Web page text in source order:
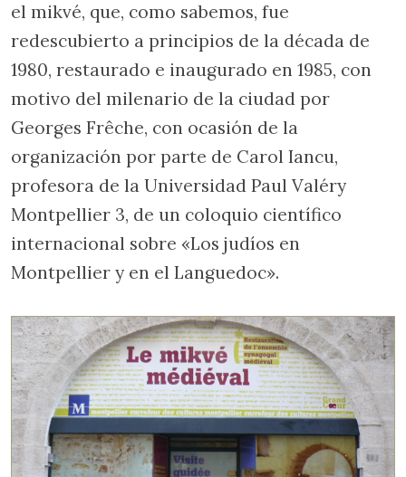
el mikvé, que, como sabemos, fue
redescubierto a principios de la década de
1980, restaurado e inaugurado en 1985, con
motivo del milenario de la ciudad por
Georges Frêche, con ocasión de la
organización por parte de Carol Iancu,
profesora de la Universidad Paul Valéry
Montpellier 3, de un coloquio científico
internacional sobre «Los judíos en
Montpellier y en el Languedoc».